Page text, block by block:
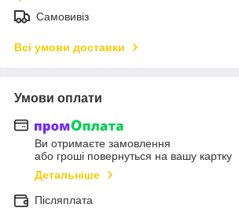
Самовивіз
Всі умови доставки
Умови оплати
Ви отримаєте замовлення
або гроші повернуться на вашу картку
Детальніше
Післяплата